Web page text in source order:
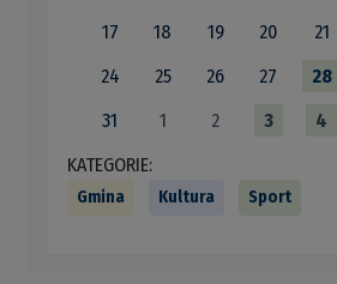
17
18 19 20 21
24
25 26 27 28
31
1 2 3 4
KATEGORIE:
Gmina Kultura Sport